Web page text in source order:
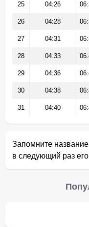
25 04:26
26 04:28
27 04:31
28 04:33
29 04:36
30 04:38
31 04:40
Запомните
в следующий раз